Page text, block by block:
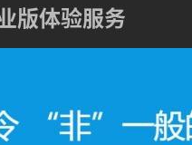
版体验服务